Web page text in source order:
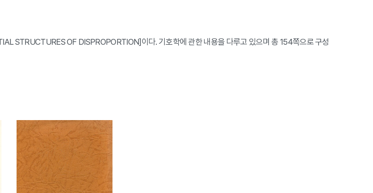
STRUCTURES OF DISPROPORTION]이다. 기호학에 관한 내용을 다루고 있으며 총 154쪽으로 구성